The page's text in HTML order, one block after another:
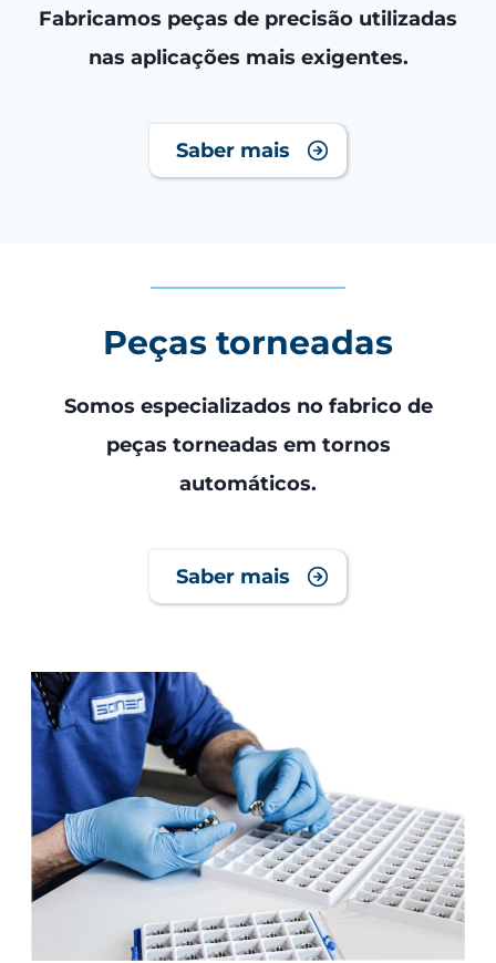
Fabricamos peças de precisão utilizadas
nas aplicações mais exigentes.
Saber mais
Peças torneadas
Somos especializados no fabrico de
peças torneadas em tornos
automáticos.
Saber mais